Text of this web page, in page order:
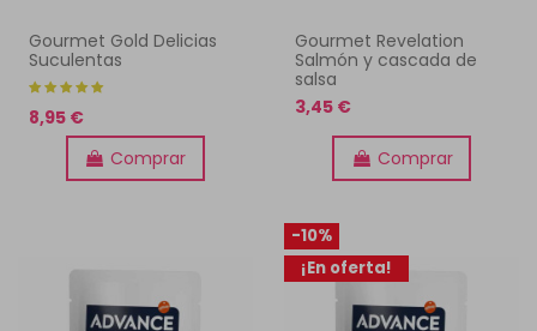
Gourmet Gold Delicias
Suculentas
8,95 €
Comprar
Gourmet Revelation
Salmón y cascada de
salsa
3,45 €
Comprar
-10%
¡En oferta!